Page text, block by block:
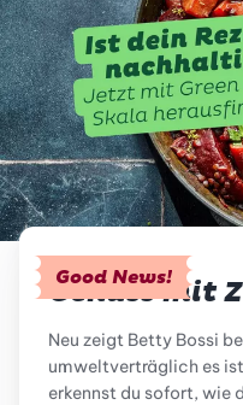
Good News!
Genuss mit
Neu zeigt Betty Bossi
umweltverträglich es
erkennst du sofort, wie